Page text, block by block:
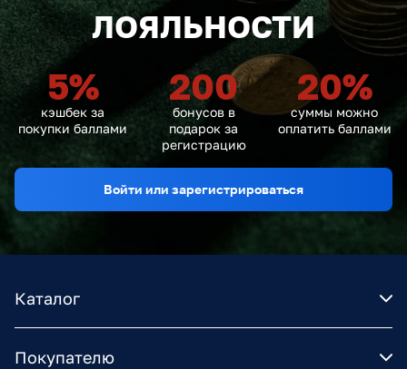
ЛОЯЛЬНОСТИ
5%
кэшбек за
покупки баллами
200
бонусов в
подарок за
регистрацию
20%
суммы можно
оплатить баллами
Войти или зарегистрироваться
Каталог
Покупателю